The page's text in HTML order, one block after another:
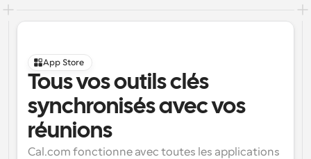
App Store
Tous vos outils clés
synchronisés avec vos
réunions
Cal.com fonctionne avec toutes les applications